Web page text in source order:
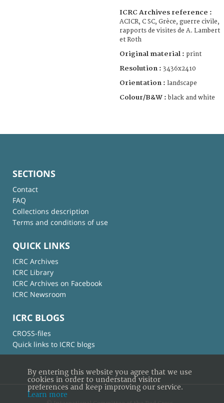
ICRC Archives reference :
ACICR, C SC, Grèce, guerre civile,
rapports de visites de A. Lambert
et Roth
Original material : print
Resolution : 3436x2410
Orientation : landscape
Colour/B&W : black and white
SECTIONS
Contact
FAQ
Collections description
Terms and conditions of use
QUICK LINKS
ICRC Archives
ICRC Library
ICRC Archives on Facebook
ICRC Newsroom
ICRC BLOGS
CROSS-files
Quick links to ICRC blogs
By entering this website you agree that we use
cookies in order to understand visitor
preferences and keep improving our service.
Learn more